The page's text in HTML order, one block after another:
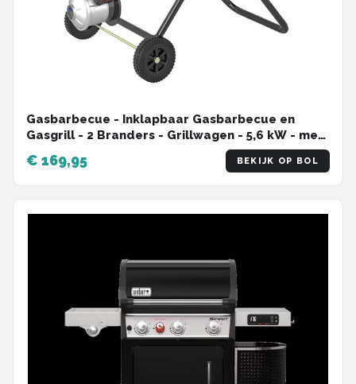
Gasbarbecue - Inklapbaar Gasbarbecue en
Gasgrill - 2 Branders - Grillwagen - 5,6 kW - met
Grillrooster, Wielen, Bijzettafels, Drukregelaar,
Slangen, Thermometer - 101 x 50 x 102 cm -
Zwart
€ 169,95 BEKIJK OP BOL